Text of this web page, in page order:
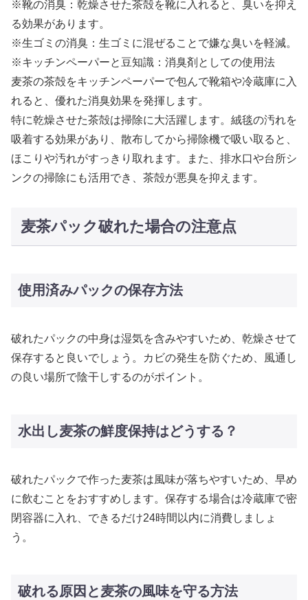
※靴の消臭：乾燥させた茶殻を靴に入れると、臭いを抑え
る効果があります。
※生ゴミの消臭：生ゴミに混ぜることで嫌な臭いを軽減。
※キッチンペーパーと豆知識：消臭剤としての使用法
麦茶の茶殻をキッチンペーパーで包んで靴箱や冷蔵庫に入
れると、優れた消臭効果を発揮します。
特に乾燥させた茶殻は掃除に大活躍します。絨毯の汚れを
吸着する効果があり、散布してから掃除機で吸い取ると、
ほこりや汚れがすっきり取れます。また、排水口や台所シ
ンクの掃除にも活用でき、茶殻が悪臭を抑えます。
麦茶パック破れた場合の注意点
使用済みパックの保存方法
破れたパックの中身は湿気を含みやすいため、乾燥させて
保存すると良いでしょう。カビの発生を防ぐため、風通し
の良い場所で陰干しするのがポイント。
水出し麦茶の鮮度保持はどうする？
破れたパックで作った麦茶は風味が落ちやすいため、早め
に飲むことをおすすめします。保存する場合は冷蔵庫で密
閉容器に入れ、できるだけ24時間以内に消費しましょ
う。
破れる原因と麦茶の風味を守る方法